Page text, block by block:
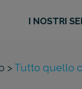
I NOSTRI
> Tutto quello